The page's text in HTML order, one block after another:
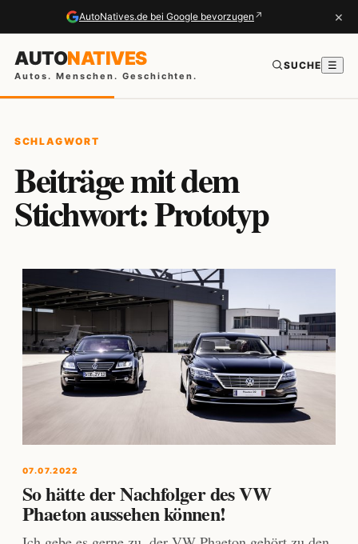
AutoNatives.de bei Google bevorzugen ↗ ×
AUTONATIVES
Autos. Menschen. Geschichten.
SUCHE ☰
SCHLAGWORT
Beiträge mit dem
Stichwort: Prototyp
07.07.2022
So hätte der Nachfolger des VW
Phaeton aussehen können!